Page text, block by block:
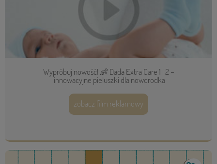
Wypróbuj nowość! 👶 Dada Extra Care 1 i 2 –
innowacyjne pieluszki dla noworodka
zobacz film reklamowy